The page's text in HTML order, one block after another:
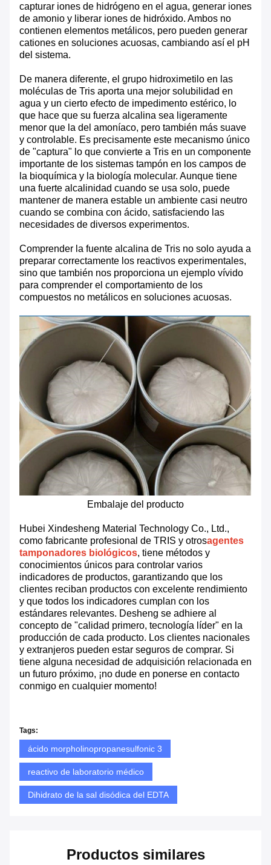
capturar iones de hidrógeno en el agua, generar iones
de amonio y liberar iones de hidróxido. Ambos no
contienen elementos metálicos, pero pueden generar
cationes en soluciones acuosas, cambiando así el pH
del sistema.
De manera diferente, el grupo hidroximetilo en las
moléculas de Tris aporta una mejor solubilidad en
agua y un cierto efecto de impedimento estérico, lo
que hace que su fuerza alcalina sea ligeramente
menor que la del amoníaco, pero también más suave
y controlable. Es precisamente este mecanismo único
de "captura" lo que convierte a Tris en un componente
importante de los sistemas tampón en los campos de
la bioquímica y la biología molecular. Aunque tiene
una fuerte alcalinidad cuando se usa solo, puede
mantener de manera estable un ambiente casi neutro
cuando se combina con ácido, satisfaciendo las
necesidades de diversos experimentos.
Comprender la fuente alcalina de Tris no solo ayuda a
preparar correctamente los reactivos experimentales,
sino que también nos proporciona un ejemplo vívido
para comprender el comportamiento de los
compuestos no metálicos en soluciones acuosas.
Embalaje del producto
Hubei Xindesheng Material Technology Co., Ltd.,
como fabricante profesional de TRIS y otrosagentes
tamponadores biológicos, tiene métodos y
conocimientos únicos para controlar varios
indicadores de productos, garantizando que los
clientes reciban productos con excelente rendimiento
y que todos los indicadores cumplan con los
estándares relevantes. Desheng se adhiere al
concepto de "calidad primero, tecnología líder" en la
producción de cada producto. Los clientes nacionales
y extranjeros pueden estar seguros de comprar. Si
tiene alguna necesidad de adquisición relacionada en
un futuro próximo, ¡no dude en ponerse en contacto
conmigo en cualquier momento!
Tags:
ácido morpholinopropanesulfonic 3
reactivo de laboratorio médico
Dihidrato de la sal disódica del EDTA
Productos similares